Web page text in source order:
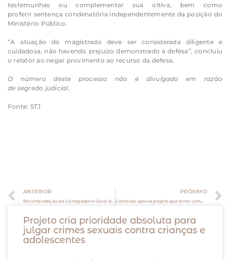
testemunhas ou complementar sua oitiva, bem como
proferir sentença condenatória independentemente da posição do
Ministério Público.
“A atuação do magistrado deve ser considerada diligente e
cuidadosa, não havendo prejuízo demonstrado à defesa”, concluiu
o relator ao negar provimento ao recurso da defesa.
O número deste processo não é divulgado em razão
de segredo judicial.
Fonte: STJ
ANTERIOR
Recomendação da Corregedoria-Geral da Justiça Federal uniformizará procedimentos de atuação das Comissões Regionais de Soluções Fundiárias
PRÓXIMO
Projeto cria prioridade absoluta para
julgar crimes sexuais contra crianças e
adolescentes